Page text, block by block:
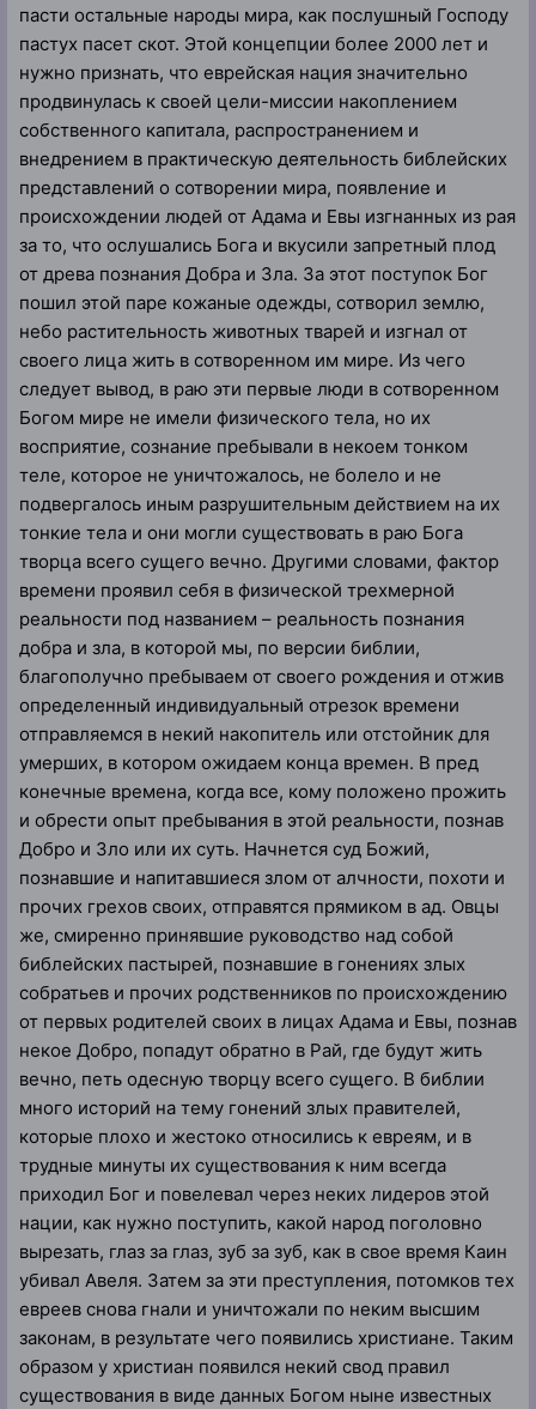
пасти остальные народы мира, как послушный Господу
пастух пасет скот. Этой концепции более 2000 лет и
нужно признать, что еврейская нация значительно
продвинулась к своей цели-миссии накоплением
собственного капитала, распространением и
внедрением в практическую деятельность библейских
представлений о сотворении мира, появление и
происхождении людей от Адама и Евы изгнанных из рая
за то, что ослушались Бога и вкусили запретный плод
от древа познания Добра и Зла. За этот поступок Бог
пошил этой паре кожаные одежды, сотворил землю,
небо растительность животных тварей и изгнал от
своего лица жить в сотворенном им мире. Из чего
следует вывод, в раю эти первые люди в сотворенном
Богом мире не имели физического тела, но их
восприятие, сознание пребывали в некоем тонком
теле, которое не уничтожалось, не болело и не
подвергалось иным разрушительным действием на их
тонкие тела и они могли существовать в раю Бога
творца всего сущего вечно. Другими словами, фактор
времени проявил себя в физической трехмерной
реальности под названием – реальность познания
добра и зла, в которой мы, по версии библии,
благополучно пребываем от своего рождения и отжив
определенный индивидуальный отрезок времени
отправляемся в некий накопитель или отстойник для
умерших, в котором ожидаем конца времен. В пред
конечные времена, когда все, кому положено прожить
и обрести опыт пребывания в этой реальности, познав
Добро и Зло или их суть. Начнется суд Божий,
познавшие и напитавшиеся злом от алчности, похоти и
прочих грехов своих, отправятся прямиком в ад. Овцы
же, смиренно принявшие руководство над собой
библейских пастырей, познавшие в гонениях злых
собратьев и прочих родственников по происхождению
от первых родителей своих в лицах Адама и Евы, познав
некое Добро, попадут обратно в Рай, где будут жить
вечно, петь одесную творцу всего сущего. В библии
много историй на тему гонений злых правителей,
которые плохо и жестоко относились к евреям, и в
трудные минуты их существования к ним всегда
приходил Бог и повелевал через неких лидеров этой
нации, как нужно поступить, какой народ поголовно
вырезать, глаз за глаз, зуб за зуб, как в свое время Каин
убивал Авеля. Затем за эти преступления, потомков тех
евреев снова гнали и уничтожали по неким высшим
законам, в результате чего появились христиане. Таким
образом у христиан появился некий свод правил
существования в виде данных Богом ныне известных